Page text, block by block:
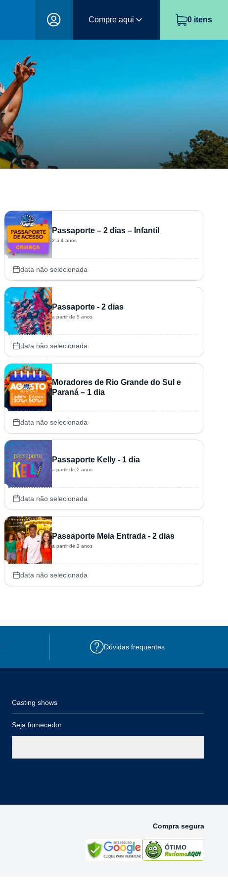
Compre aqui 0 itens
Passaporte – 2 dias – Infantil
2 a 4 anos
data não selecionada
Passaporte - 2 dias
a partir de 5 anos
data não selecionada
Moradores de Rio Grande do Sul e
Paraná – 1 dia
data não selecionada
Passaporte Kelly - 1 dia
a partir de 2 anos
data não selecionada
Passaporte Meia Entrada - 2 dias
a partir de 2 anos
data não selecionada
Dúvidas frequentes
Casting shows
Seja fornecedor
Compra segura